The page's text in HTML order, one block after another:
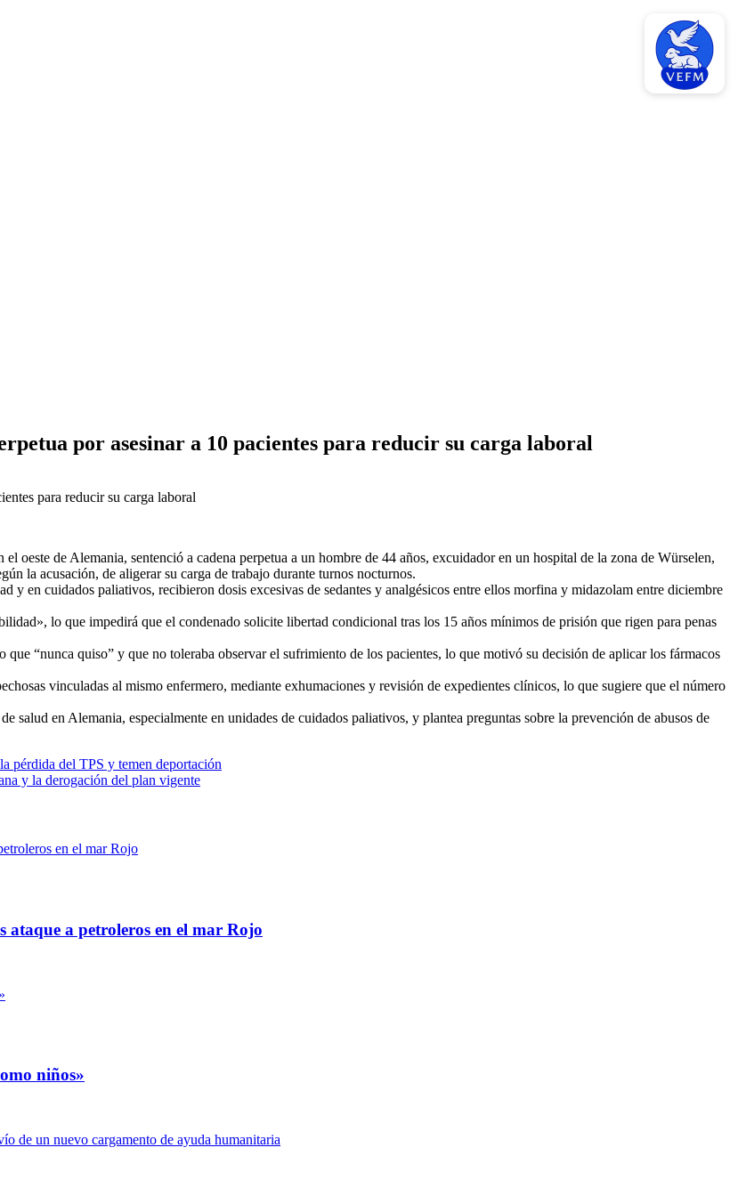
por asesinar a 10 pacientes para reducir su carga laboral
oeste de Alemania, sentenció a cadena perpetua a un hombre de 44 años, excuidador en un hospital de la zona de Würselen,
la acusación, de aligerar su carga de trabajo durante turnos nocturnos.
y en cuidados paliativos, recibieron dosis excesivas de sedantes y analgésicos entre ellos morfina y midazolam entre diciembre
lo que impedirá que el condenado solicite libertad condicional tras los 15 años mínimos de prisión que rigen para penas
“nunca quiso” y que no toleraba observar el sufrimiento de los pacientes, lo que motivó su decisión de aplicar los fármacos
vinculadas al mismo enfermero, mediante exhumaciones y revisión de expedientes clínicos, lo que sugiere que el número
salud en Alemania, especialmente en unidades de cuidados paliativos, y plantea preguntas sobre la prevención de abusos de
pérdida del TPS y temen deportación
y la derogación del plan vigente
a petroleros en el mar Rojo
niños»